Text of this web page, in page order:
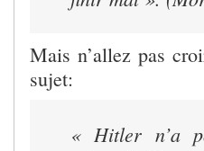
Mais n’allez pas
sujet:
« Hitler n’a